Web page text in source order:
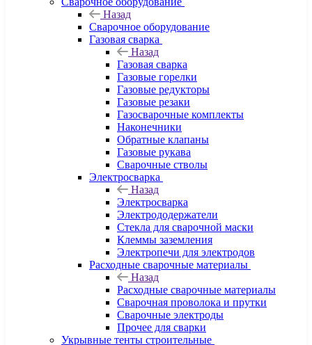
Назад
Сварочное оборудование
Газовая сварка
Назад
Газовая сварка
Газовые горелки
Газовые редукторы
Газовые резаки
Газосварочные комплекты
Наконечники
Обратные клапаны
Газовые рукава
Сварочные стволы
Электросварка
Назад
Электросварка
Электрододержатели
Стекла для сварочной маски
Клеммы заземления
Электропечи для электродов
Расходные сварочные материалы
Назад
Расходные сварочные материалы
Сварочная проволока и прутки
Сварочные электроды
Прочее для сварки
Укрывные тенты строительные